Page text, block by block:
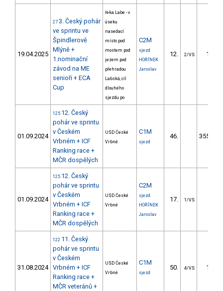
19.04.2025
27 3. Český pohár
ve sprintu ve
Špindlerově
Mlýně +
1.nominační
závod na ME
senioři + ECA
Cup
řeka Labe - v
úseku
nasedací
místo pod
mostem pod
jezem pod
přehradou
Labská, cíl
dlouhého
sjezdu po
C2M
sjezd
HOŘÍNEK
Jaroslav
12. 2/VS 10.71
01.09.2024
125 12. Český
pohár ve sprintu
v Českém
Vrbném + ICF
Ranking race +
MČR dospělých
USD České
Vrbné
C1M
sjezd
46. 3552.48
01.09.2024
125 12. Český
pohár ve sprintu
v Českém
Vrbném + ICF
Ranking race +
MČR dospělých
USD České
Vrbné
C2M
sjezd
HOŘÍNEK
Jaroslav
17. 1/VS
31.08.2024
122 11. Český
pohár ve sprintu
v Českém
Vrbném + ICF
Ranking race +
MČR veteránů +
USD České
Vrbné
C1M
sjezd
50. 4/VS 17.41